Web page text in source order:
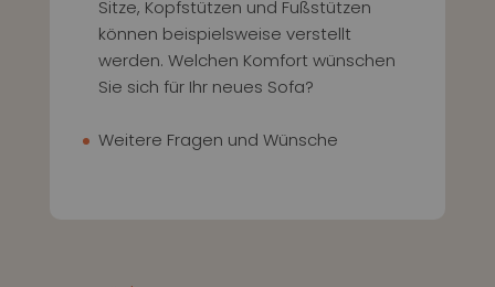
Sitze, Kopfstützen und Fußstützen
können beispielsweise verstellt
werden. Welchen Komfort wünschen
Sie sich für Ihr neues Sofa?
Weitere Fragen und Wünsche